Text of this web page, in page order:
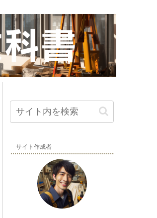
サイト作成者